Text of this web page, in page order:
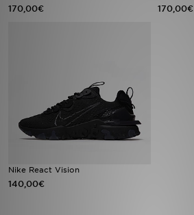
170,00€ 170,00€
Nike React Vision
140,00€
BLOG
ESTADO DO TEU PEDIDO